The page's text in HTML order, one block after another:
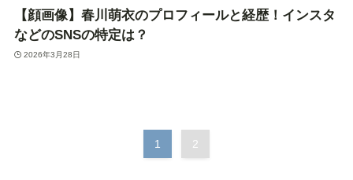
【顔画像】春川萌衣のプロフィールと経歴！インスタ
などのSNSの特定は？
2026年3月28日
1 2